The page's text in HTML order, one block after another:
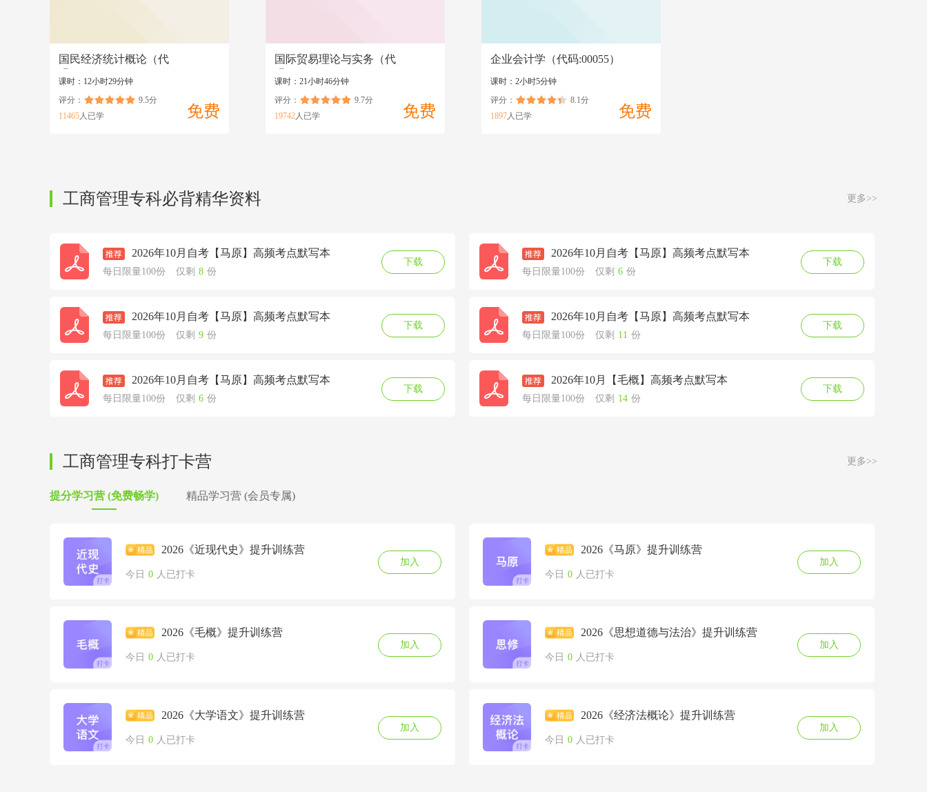
国民经济统计概论（代
课时：12小时29分钟
免费
评分：
9.5分
11465人已学
国际贸易理论与实务（代
课时：21小时46分钟
免费
评分：
9.7分
19742人已学
企业会计学（代码:00055）
课时：2小时5分钟
免费
评分：
8.1分
1897人已学
工商管理专科必背精华资料 更多>>
2026年10月自考【马原】高频考点默写本
每日限量100份 仅剩 8 份
下载
2026年10月自考【马原】高频考点默写本
每日限量100份 仅剩 6 份
下载
2026年10月自考【马原】高频考点默写本
每日限量100份 仅剩 9 份
下载
2026年10月自考【马原】高频考点默写本
每日限量100份 仅剩 11 份
下载
2026年10月自考【马原】高频考点默写本
每日限量100份 仅剩 6 份
下载
2026年10月【毛概】高频考点默写本
每日限量100份 仅剩 14 份
下载
工商管理专科打卡营 更多>>
提分学习营 (免费畅学) 精品学习营 (会员专属)
2026《近现代史》提升训练营
今日 0 人已打卡
加入
2026《马原》提升训练营
今日 0 人已打卡
加入
2026《毛概》提升训练营
今日 0 人已打卡
加入
2026《思想道德与法治》提升训练营
今日 0 人已打卡
加入
2026《大学语文》提升训练营
今日 0 人已打卡
加入
2026《经济法概论》提升训练营
今日 0 人已打卡
加入